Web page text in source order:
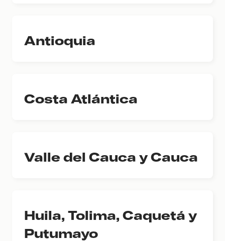
Antioquia
Costa Atlántica
Valle del Cauca y Cauca
Huila, Tolima, Caquetá y
Putumayo